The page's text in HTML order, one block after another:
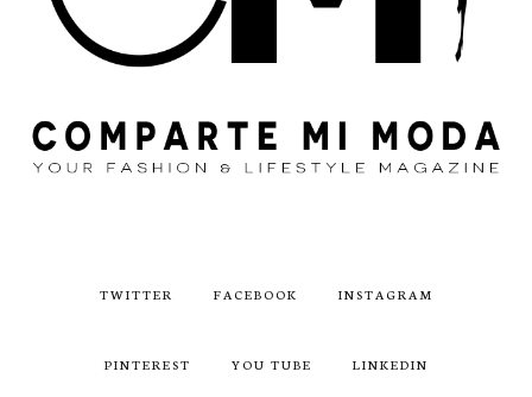
TWITTER FACEBOOK INSTAGRAM
PINTEREST YOU TUBE LINKEDIN